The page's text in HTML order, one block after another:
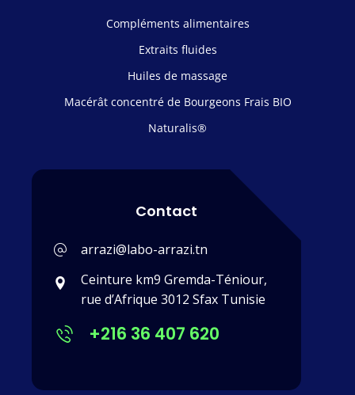
Compléments alimentaires
Extraits fluides
Huiles de massage
Macérât concentré de Bourgeons Frais BIO
Naturalis®
Contact
arrazi@labo-arrazi.tn
Ceinture km9 Gremda-Téniour,
rue d’Afrique 3012 Sfax Tunisie
+216 36 407 620